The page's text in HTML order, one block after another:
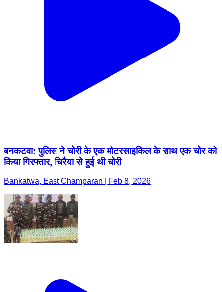
बनकटवा: पुलिस ने चोरी के एक मोटरसाइकिल के साथ एक चोर को
किया गिरफ्तार, चिरैया से हुई थी चोरी
Bankatwa, East Champaran | Feb 8, 2026